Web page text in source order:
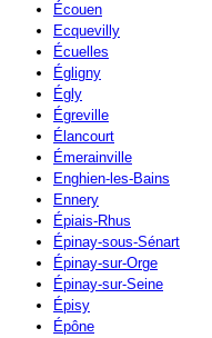
Écouen
Ecquevilly
Écuelles
Égligny
Égly
Égreville
Élancourt
Émerainville
Enghien-les-Bains
Ennery
Épiais-Rhus
Épinay-sous-Sénart
Épinay-sur-Orge
Épinay-sur-Seine
Épisy
Épône